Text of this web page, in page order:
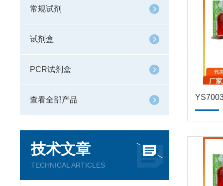
常规试剂
试剂盒
PCR试剂盒
查看全部产品
技术文章
TECHNICAL ARTICLES